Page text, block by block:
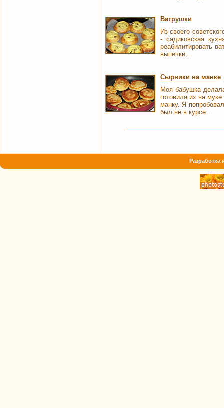
Ватрушки
Из своего
- садиковская
реабилитировать
выпечки...
Сырники на манке
Моя бабушка
готовила их на
манку. Я
был не в курсе...
Разработка